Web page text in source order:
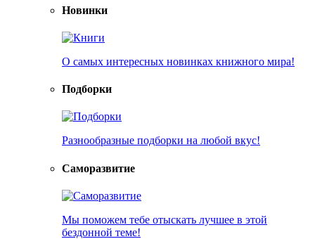
Новинки
О самых интересных новинках книжного мира!
Подборки
Разнообразные подборки на любой вкус!
Саморазвитие
Мы поможем тебе отыскать лучшее в этой
бездонной теме!